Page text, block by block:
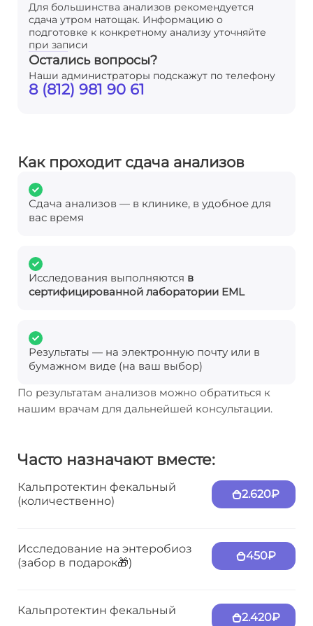
Для большинства анализов рекомендуется
сдача утром натощак. Информацию о
подготовке к конкретному анализу уточняйте
при записи
Остались вопросы?
Наши администраторы подскажут по телефону
8 (812) 981 90 61
Как проходит сдача анализов
Сдача анализов — в клинике, в удобное для
вас время
Исследования выполняются в
сертифицированной лаборатории EML
Результаты — на электронную почту или в
бумажном виде (на ваш выбор)
По результатам анализов можно обратиться к
нашим врачам для дальнейшей консультации.
Часто назначают вместе:
Кальпротектин фекальный
(количественно)
2.620₽
Исследование на энтеробиоз
(забор в подарок🎁)
450₽
Кальпротектин фекальный
2.420₽